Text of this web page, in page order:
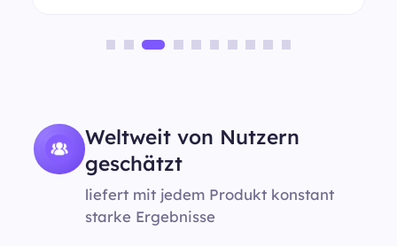
Weltweit von Nutzern
geschätzt
liefert mit jedem Produkt konstant
starke Ergebnisse